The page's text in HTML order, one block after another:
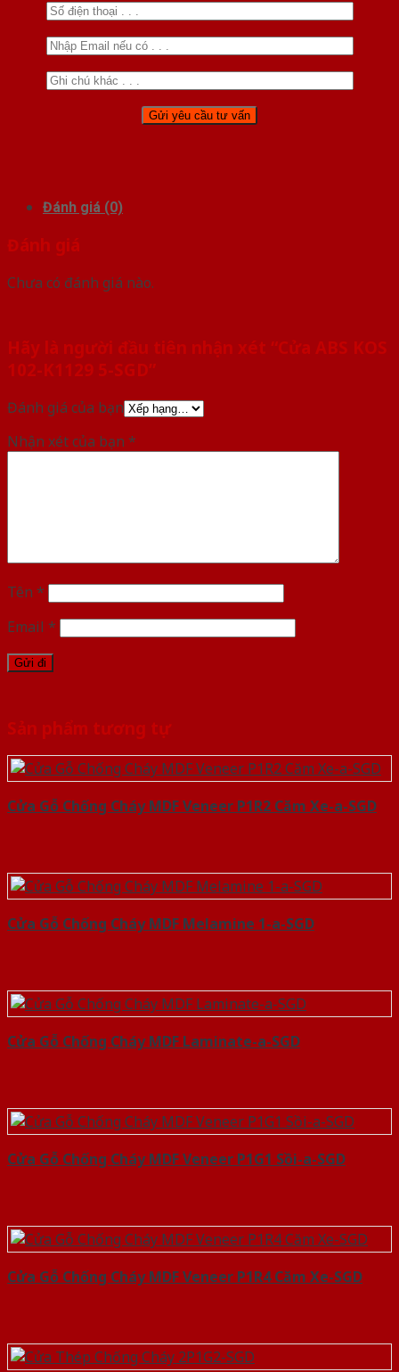
Đánh giá (0)
Đánh giá
Chưa có đánh giá nào.
Hãy là người đầu tiên nhận xét “Cửa ABS KOS
102-K1129 5-SGD”
Đánh giá của bạn
Nhận xét của bạn *
Tên *
Email *
Sản phẩm tương tự
Cửa Gỗ Chống Cháy MDF Veneer P1R2 Căm Xe-a-SGD
Cửa Gỗ Chống Cháy MDF Melamine 1-a-SGD
Cửa Gỗ Chống Cháy MDF Laminate-a-SGD
Cửa Gỗ Chống Cháy MDF Veneer P1G1 Sồi-a-SGD
Cửa Gỗ Chống Cháy MDF Veneer P1R4 Căm Xe-SGD